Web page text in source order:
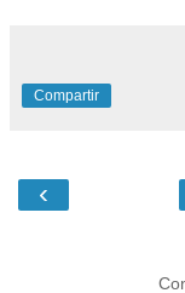
Compartir
‹